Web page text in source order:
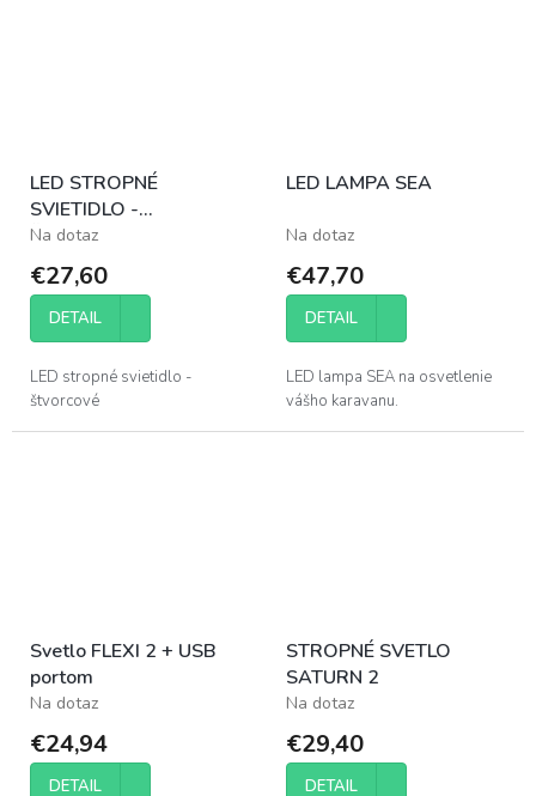
LED STROPNÉ
SVIETIDLO -
ŠTVORCOVÉ
Na dotaz
€27,60
DETAIL
LED stropné svietidlo -
štvorcové
LED LAMPA SEA
Na dotaz
€47,70
DETAIL
LED lampa SEA na osvetlenie
vášho karavanu.
Svetlo FLEXI 2 + USB
portom
Na dotaz
€24,94
DETAIL
STROPNÉ SVETLO
SATURN 2
Na dotaz
€29,40
DETAIL